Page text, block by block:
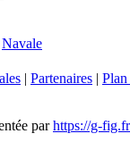
Navale
| Partenaires |
parhttps://g-fig.fr